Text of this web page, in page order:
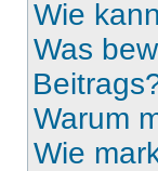
Wie
Was
Warum
Wie